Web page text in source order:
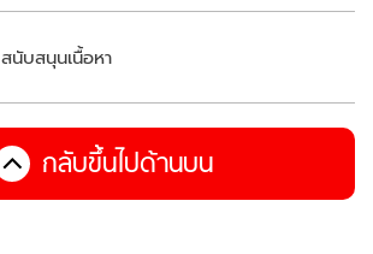
สนับสนุนเนื้อหา
กลับขึ้นไปด้านบน